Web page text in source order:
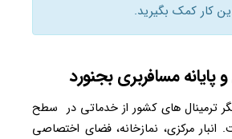
کار کمک بگیرید.
و پایانه مسافربری بجنورد
ترمینال های کشور از خدماتی در سطح
مرکزی، نمازخانه، فضای اختصاصی